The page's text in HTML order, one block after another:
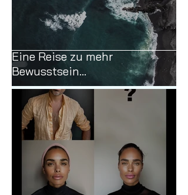
Eine Reise zu mehr
Bewusstsein...